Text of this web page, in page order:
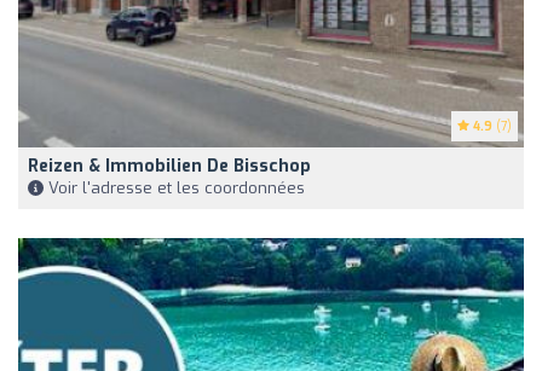
4.9 (7)
Reizen & Immobilien De Bisschop
Voir l'adresse et les coordonnées